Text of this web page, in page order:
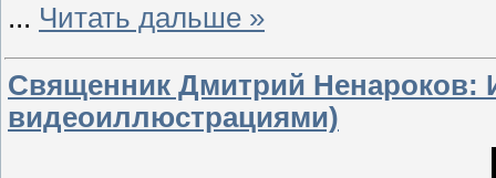
... Читать дальше »
Священник Дмитрий Ненароков:
видеоиллюстрациями)